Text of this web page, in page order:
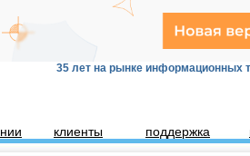
35 лет на рынке информационных
клиенты поддержка